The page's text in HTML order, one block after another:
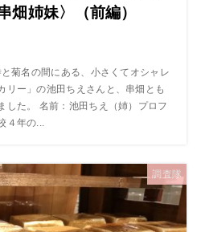
畑姉妹〉（前編）
菊名の間にある、小さくてオシャレ
リー」の池田ちえさんと、串畑とも
した。 名前：池田ちえ（姉）プロフ
４年の...
調査隊